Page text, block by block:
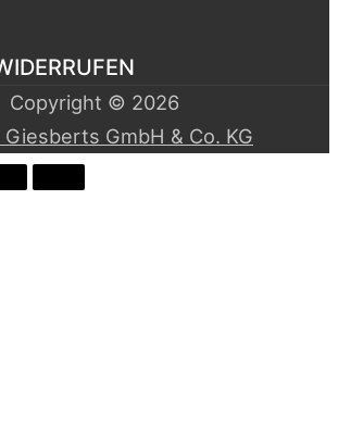
Copyright © 2026
GmbH & Co. KG